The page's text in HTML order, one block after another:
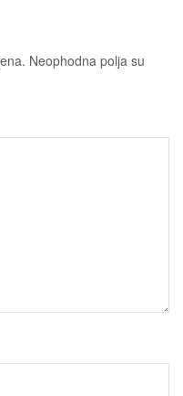
Neophodna polja su